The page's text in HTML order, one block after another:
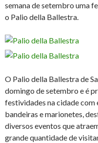
semana de setembro uma
o Palio della Ballestra.
O Palio della Ballestra de
domingo de setembro e é
festividades na cidade com
bandeiras e marionetes,
diversos eventos que
grande quantidade de